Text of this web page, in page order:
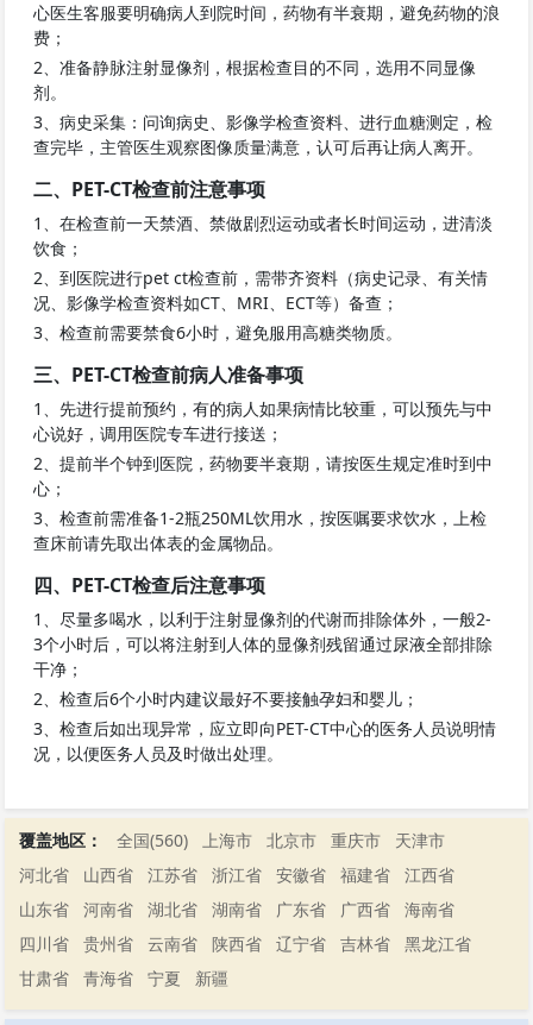
心医生客服要明确病人到院时间，药物有半衰期，避免药物的浪
费；
2、准备静脉注射显像剂，根据检查目的不同，选用不同显像
剂。
3、病史采集：问询病史、影像学检查资料、进行血糖测定，检
查完毕，主管医生观察图像质量满意，认可后再让病人离开。
二、PET-CT检查前注意事项
1、在检查前一天禁酒、禁做剧烈运动或者长时间运动，进清淡
饮食；
2、到医院进行pet ct检查前，需带齐资料（病史记录、有关情
况、影像学检查资料如CT、MRI、ECT等）备查；
3、检查前需要禁食6小时，避免服用高糖类物质。
三、PET-CT检查前病人准备事项
1、先进行提前预约，有的病人如果病情比较重，可以预先与中
心说好，调用医院专车进行接送；
2、提前半个钟到医院，药物要半衰期，请按医生规定准时到中
心；
3、检查前需准备1-2瓶250ML饮用水，按医嘱要求饮水，上检
查床前请先取出体表的金属物品。
四、PET-CT检查后注意事项
1、尽量多喝水，以利于注射显像剂的代谢而排除体外，一般2-
3个小时后，可以将注射到人体的显像剂残留通过尿液全部排除
干净；
2、检查后6个小时内建议最好不要接触孕妇和婴儿；
3、检查后如出现异常，应立即向PET-CT中心的医务人员说明情
况，以便医务人员及时做出处理。
覆盖地区： 全国(560) 上海市 北京市 重庆市
天津市
河北省
山西省 江苏省 浙江省 安徽省 福建省
江西省
山东省
河南省 湖北省 湖南省 广东省 广西省
海南省
四川省
贵州省 云南省 陕西省 辽宁省 吉林省
黑龙江省
甘肃省
青海省 宁夏 新疆